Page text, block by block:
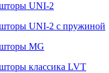
UNI-2
UNI-2 с пружиной
MG
классика LVT